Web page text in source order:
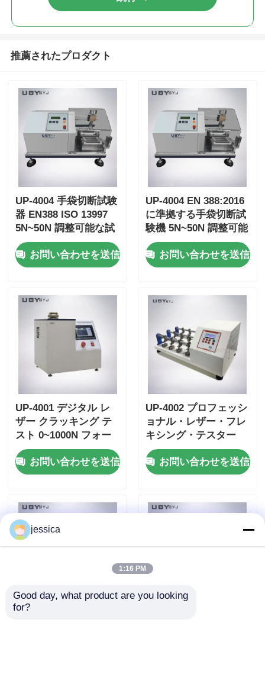
推薦されたプロダクト
UP-4004 手袋切断試験
器 EN388 ISO 13997
5N~50N 調整可能な試
験負荷と精密圧感セン
サーに対応する
お問い合わせを送信
UP-4004 EN 388:2016
に準拠する手袋切断試
験機 5N~50N 調整可能
な負荷と精密圧感セン
サーお問い合わせを送信
UP-4001 デジタル レ
ザー クラッキング テ
スト 0~1000N フォー
ス 範囲 Φ6.35mm ス
チール ボール と ± 1%
フォース 正確性 レザ
お問い合わせを送信
UP-4002 プロフェッシ
ョナル・レザー・フレ
キシング・テスター
612試験位置と 22.5° ±
0.5° 折りたたみ角を
70 ± 5 x 45 ± 5 mm 標
お問い合わせを送信
jessica
1:16 PM
Good day, what product are you looking
for?